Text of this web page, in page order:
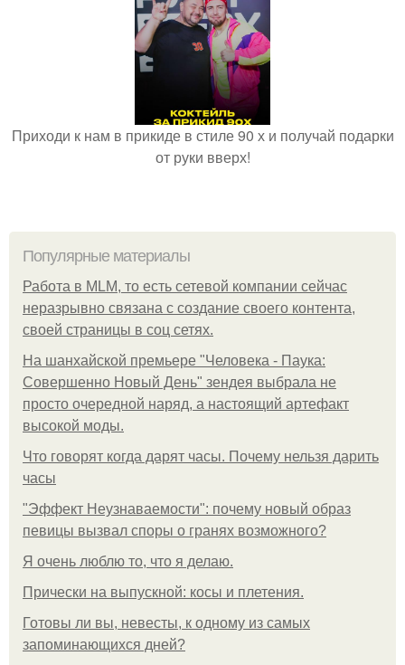
Приходи к нам в прикиде в стиле 90 х и получай подарки
от руки вверх!
Популярные материалы
Работа в MLM, то есть сетевой компании сейчас
неразрывно связана с создание своего контента,
своей страницы в соц сетях.
На шанхайской премьере "Человека - Паука:
Совершенно Новый День" зендея выбрала не
просто очередной наряд, а настоящий артефакт
высокой моды.
Что говорят когда дарят часы. Почему нельзя дарить
часы
"Эффект Неузнаваемости": почему новый образ
певицы вызвал споры о гранях возможного?
Я очень люблю то, что я делаю.
Прически на выпускной: косы и плетения.
Готовы ли вы, невесты, к одному из самых
запоминающихся дней?